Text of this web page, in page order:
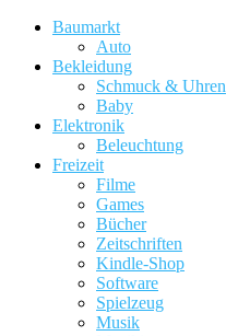
Baumarkt
Auto
Bekleidung
Schmuck & Uhren
Baby
Elektronik
Beleuchtung
Freizeit
Filme
Games
Bücher
Zeitschriften
Kindle-Shop
Software
Spielzeug
Musik